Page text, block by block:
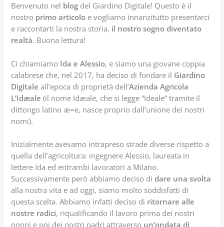
Benvenuto nel blog del Giardino Digitale! Questo è il
nostro primo articolo e vogliamo innanzitutto presentarci
e raccontarti la nostra storia, il nostro sogno diventato
realtà. Buona lettura!
Ci chiamiamo Ida e Alessio, e siamo una giovane coppia
calabrese che, nel 2017, ha deciso di fondare il Giardino
Digitale all’epoca di proprietà dell’Azienda Agricola
L’Idæale (il nome Idæale, che si legge “Ideale” tramite il
dittongo latino æ=e, nasce proprio dall’unione dei nostri
nomi).
Inizialmente avevamo intrapreso strade diverse rispetto a
quella dell’agricoltura: ingegnere Alessio, laureata in
lettere Ida ed entrambi lavoratori a Milano.
Successivamente però abbiamo deciso didare una svolta
alla nostra vita e ad oggi, siamo molto soddisfatti di
questa scelta. Abbiamo infatti deciso di ritornare alle
nostre radici, riqualificando il lavoro prima dei nostri
nonni e poi dei nostri padri attraverso un’ondata di